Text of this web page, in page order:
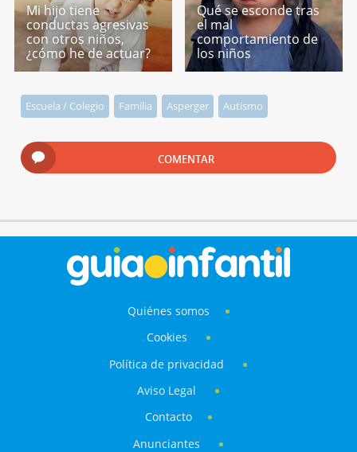
Mi hijo tiene
conductas agresivas
con otros niños,
¿cómo he de actuar?
Qué se esconde tras
el mal
comportamiento de
los niños
Escuela / Colegio Familia Asperger Autismo
COMENTAR
Quiénes somos
Cookies
Política de privacidad
Aviso Legal
Contacto
Anunciantes